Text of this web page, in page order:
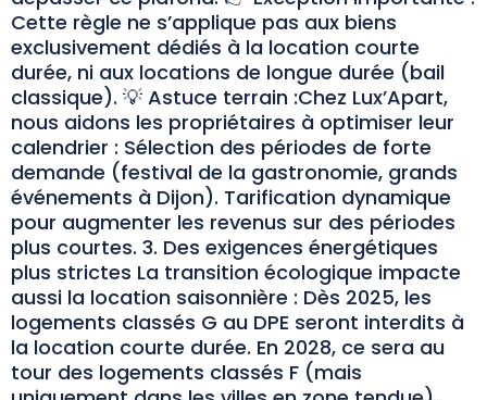
Cette règle ne s’applique pas aux biens
exclusivement dédiés à la location courte
durée, ni aux locations de longue durée (bail
classique). 💡 Astuce terrain :Chez Lux’Apart,
nous aidons les propriétaires à optimiser leur
calendrier : Sélection des périodes de forte
demande (festival de la gastronomie, grands
événements à Dijon). Tarification dynamique
pour augmenter les revenus sur des périodes
plus courtes. 3. Des exigences énergétiques
plus strictes La transition écologique impacte
aussi la location saisonnière : Dès 2025, les
logements classés G au DPE seront interdits à
la location courte durée. En 2028, ce sera au
tour des logements classés F (mais